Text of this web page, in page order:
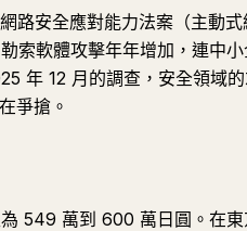
路安全應對能力法案（主動
索軟體攻擊年年增加，連中
年 12 月的調查，安全領域
爭搶。
549 萬到 600 萬日圓。在